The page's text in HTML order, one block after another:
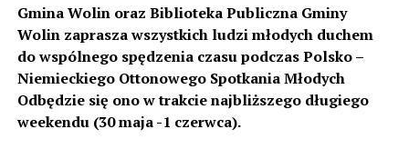
Przedstawiciel GDDKiA mówi, że po roku od oddania
inwestycji będzie przeprowadzona ponowna analiza
hałasu, jeśli decybeli będzie więcej niż sądzono –
wówczas ekrany zostaną zamontowane.
– Jeżeli wyjdzie na to, że są przekroczone normy, to
Gmina Wolin oraz Biblioteka Publiczna Gminy
Wolin zaprasza wszystkich ludzi młodych duchem
do wspólnego spędzenia czasu podczas Polsko –
Niemieckiego Ottonowego Spotkania Młodych
Odbędzie się ono w trakcie najbliższego długiego
weekendu (30 maja -1 czerwca).